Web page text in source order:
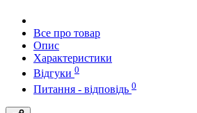
Все про товар
Опис
Характеристики
Відгуки 0
Питання - відповідь 0